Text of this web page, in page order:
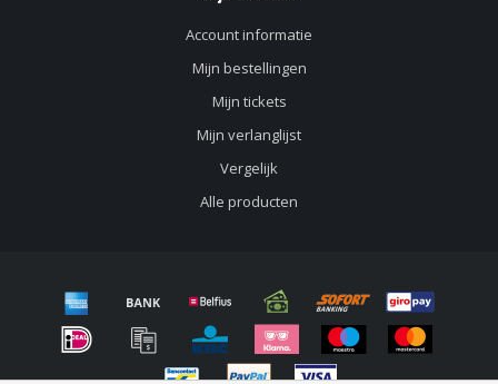
Account informatie
Mijn bestellingen
Mijn tickets
Mijn verlanglijst
Vergelijk
Alle producten